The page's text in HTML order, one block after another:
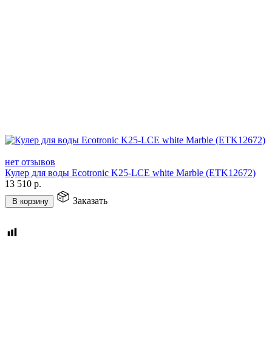
нет отзывов
Кулер для воды Ecotronic K25-LCE white Marble (ETK12672)
13 510 р.
В корзину Заказать